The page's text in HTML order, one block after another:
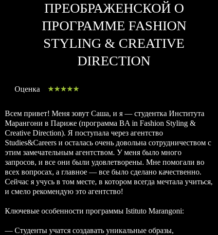
ПРЕОБРАЖЕНСКОЙ О
ПРОГРАММЕ FASHION
STYLING & CREATIVE
DIRECTION
Оценка
Всем привет! Меня зовут Саша, и я — студентка Института
Марангони в Париже (программа BA in Fashion Styling &
Creative Direction). Я поступала через агентство
Studies&Careers и осталась очень довольна сотрудничеством с
этим замечательным агентством. У меня было много
запросов, и все они были удовлетворены. Мне помогали во
всех вопросах, а главное — все было сделано качественно.
Сейчас я учусь в том месте, в котором всегда мечтала учиться,
и смело рекомендую это агентство!
Ключевые особенности программы Istituto Marangoni:
— Студенты учатcя создавать уникальные образы,